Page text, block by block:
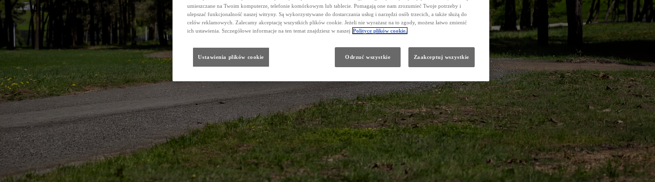
umieszczane na Twoim komputerze, telefonie komórkowym lub tablecie. Pomagają one nam zrozumieć Twoje potrzeby i
ulepszać funkcjonalność naszej witryny. Są wykorzystywane do dostarczania usług i narzędzi osób trzecich, a także służą do
celów reklamowych. Zalecamy akceptację wszystkich plików cookie. Jeżeli nie wyrażasz na to zgody, możesz łatwo zmienić
ich ustawienia. Szczegółowe informacje na ten temat znajdziesz w naszej Polityce plików cookie.
Ustawienia plików cookie Odrzuć wszystkie Zaakceptuj wszystkie